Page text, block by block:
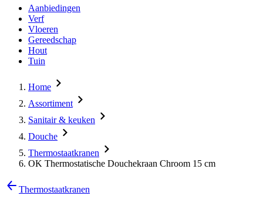
Aanbiedingen
Verf
Vloeren
Gereedschap
Hout
Tuin
Home
Assortiment
Sanitair & keuken
Douche
Thermostaatkranen
OK Thermostatische Douchekraan Chroom 15 cm
Thermostaatkranen